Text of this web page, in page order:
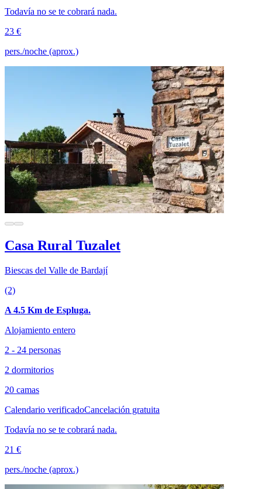
Todavía no se te cobrará nada.
23 €
pers./noche (aprox.)
Casa Rural Tuzalet
Biescas del Valle de Bardají
(2)
A 4.5 Km de Espluga.
Alojamiento entero
2 - 24 personas
2 dormitorios
20 camas
Calendario verificadoCancelación gratuita
Todavía no se te cobrará nada.
21 €
pers./noche (aprox.)